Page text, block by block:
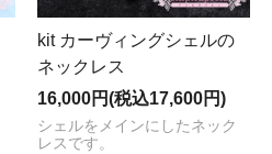
kit カーヴィングシェルの
ネックレス
16,000円(税込17,600円)
シェルをメインにしたネック
レスです。